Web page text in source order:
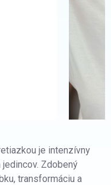
je intenzívny
Zdobený
transformáciu a